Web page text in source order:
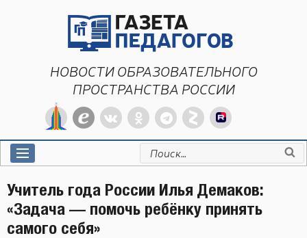
НОВОСТИ ОБРАЗОВАТЕЛЬНОГО
ПРОСТРАНСТВА РОССИИ
Искать:
Учитель года России Илья Демаков:
«Задача — помочь ребёнку принять
самого себя»